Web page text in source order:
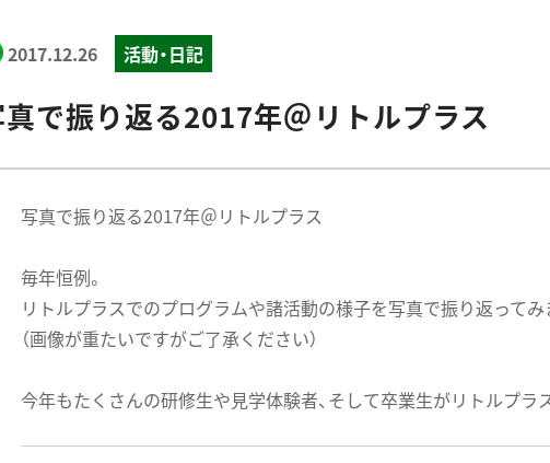
2017.12.26 活動・日記
で振り返る2017年＠リトルプラス
写真で振り返る2017年＠リトルプラス
毎年恒例。
リトルプラスでのプログラムや諸活動の様子を写真で振り返ってみ
（画像が重たいですがご了承ください）
今年もたくさんの研修生や見学体験者、そして卒業生がリトルプラ